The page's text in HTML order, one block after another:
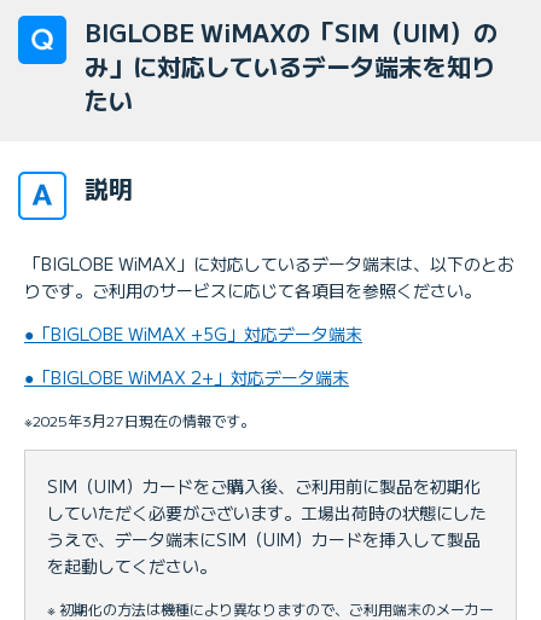
BIGLOBE WiMAXの「SIM（UIM）の
み」に対応しているデータ端末を知り
たい
説明
「BIGLOBE WiMAX」に対応しているデータ端末は、以下のとお
りです。ご利用のサービスに応じて各項目を参照ください。
●「BIGLOBE WiMAX +5G」対応データ端末
●「BIGLOBE WiMAX 2+」対応データ端末
※2025年3月27日現在の情報です。
SIM（UIM）カードをご購入後、ご利用前に製品を初期化
していただく必要がございます。工場出荷時の状態にした
うえで、データ端末にSIM（UIM）カードを挿入して製品
を起動してください。
※ 初期化の方法は機種により異なりますので、ご利用端末のメーカー